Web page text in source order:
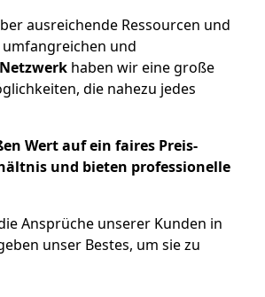
ausreichende Ressourcen und
und
haben wir eine große
die nahezu jedes
Wert auf ein faires Preis-
und bieten professionelle
Ansprüche unserer Kunden in
unser Bestes, um sie zu